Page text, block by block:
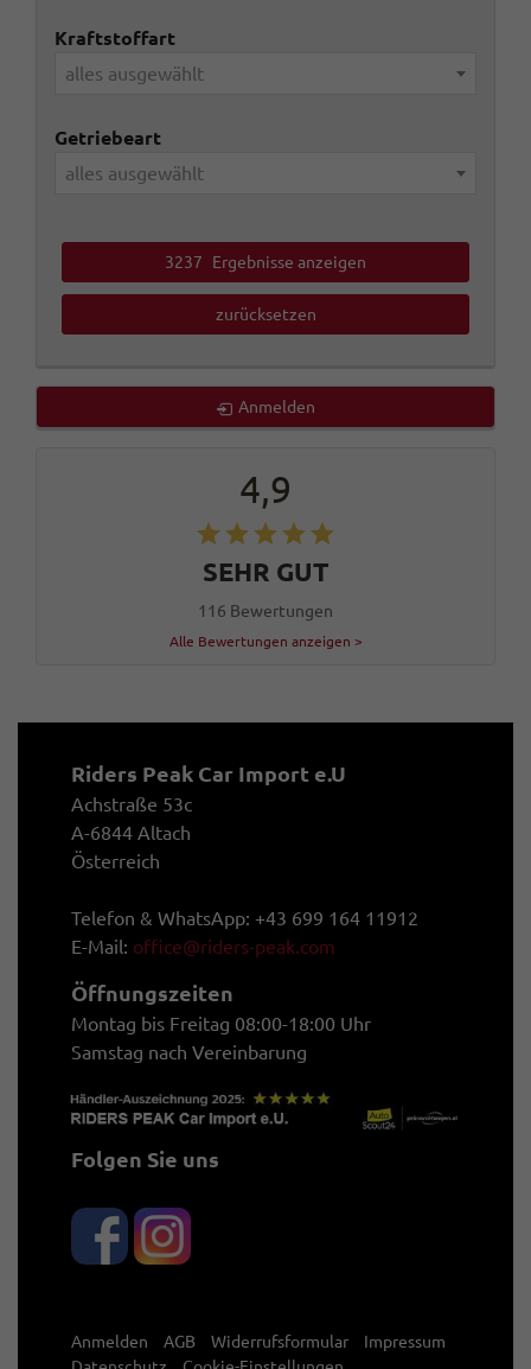
Kraftstoffart
alles ausgewählt
Getriebeart
alles ausgewählt
3237 Ergebnisse anzeigen
zurücksetzen
Anmelden
4,9
SEHR GUT
116 Bewertungen
Alle Bewertungen anzeigen >
Riders Peak Car Import e.U
Achstraße 53c
A-6844 Altach
Österreich
Telefon & WhatsApp: +43 699 164 11912
E-Mail: office@riders-peak.com
Öffnungszeiten
Montag bis Freitag 08:00-18:00 Uhr
Samstag nach Vereinbarung
Folgen Sie uns
Anmelden AGB Widerrufsformular
Impressum